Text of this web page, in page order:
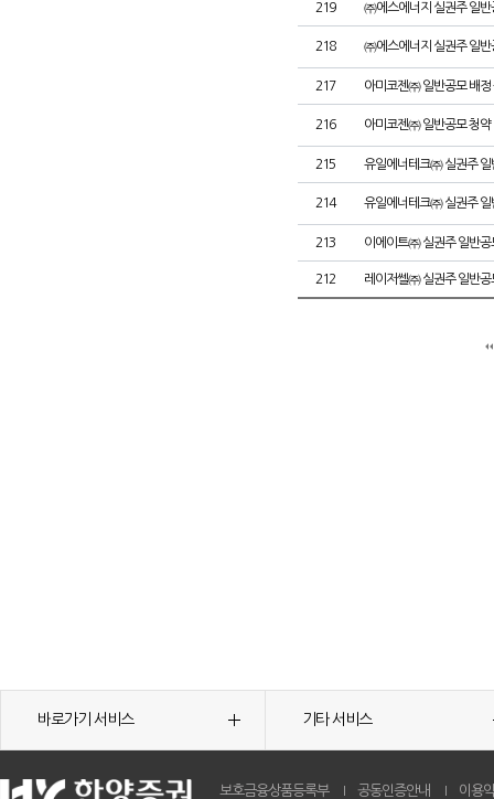
219 ㈜에스에너지 실권주 일반
218 ㈜에스에너지 실권주 일반
217 아미코젠㈜ 일반공모 배정
216 아미코젠㈜ 일반공모 청약
215 유일에너테크㈜ 실권주 일
214 유일에너테크㈜ 실권주 일
213 이에이트㈜ 실권주 일반공
212 레이저쎌㈜ 실권주 일반공
바로가기 서비스 기타 서비스
보호금융상품등록부 공동인증안내 이용